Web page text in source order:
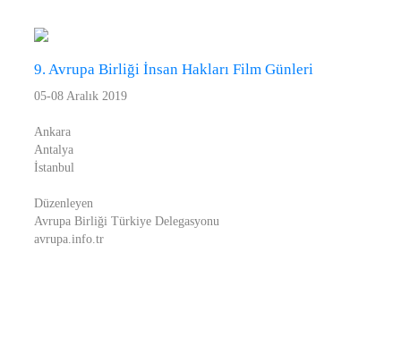
9. Avrupa Birliği İnsan Hakları Film Günleri
05-08 Aralık 2019
Ankara
Antalya
İstanbul
Düzenleyen
Avrupa Birliği Türkiye Delegasyonu
avrupa.info.tr